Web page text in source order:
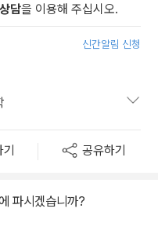
담을 이용해 주십시오.
신간알림 신청
기 공유하기
파시겠습니까?